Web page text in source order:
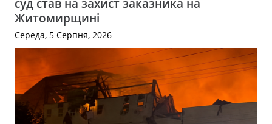
суд став на захист заказника на
Житомирщині
Середа, 5 Серпня, 2026